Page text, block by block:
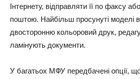
Інтернету, відправляти її по факсу
поштою. Найбільш просунуті моделі
двосторонню кольоровий друк,
ламінують документи.
У багатьох МФУ передбачені опції,